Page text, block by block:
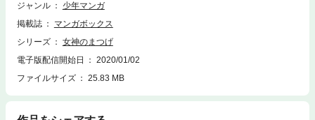
ジャンル
少年マンガ
掲載誌
マンガボックス
シリーズ
女神のまつげ
電子版配信開始日
2020/01/02
ファイルサイズ
25.83 MB